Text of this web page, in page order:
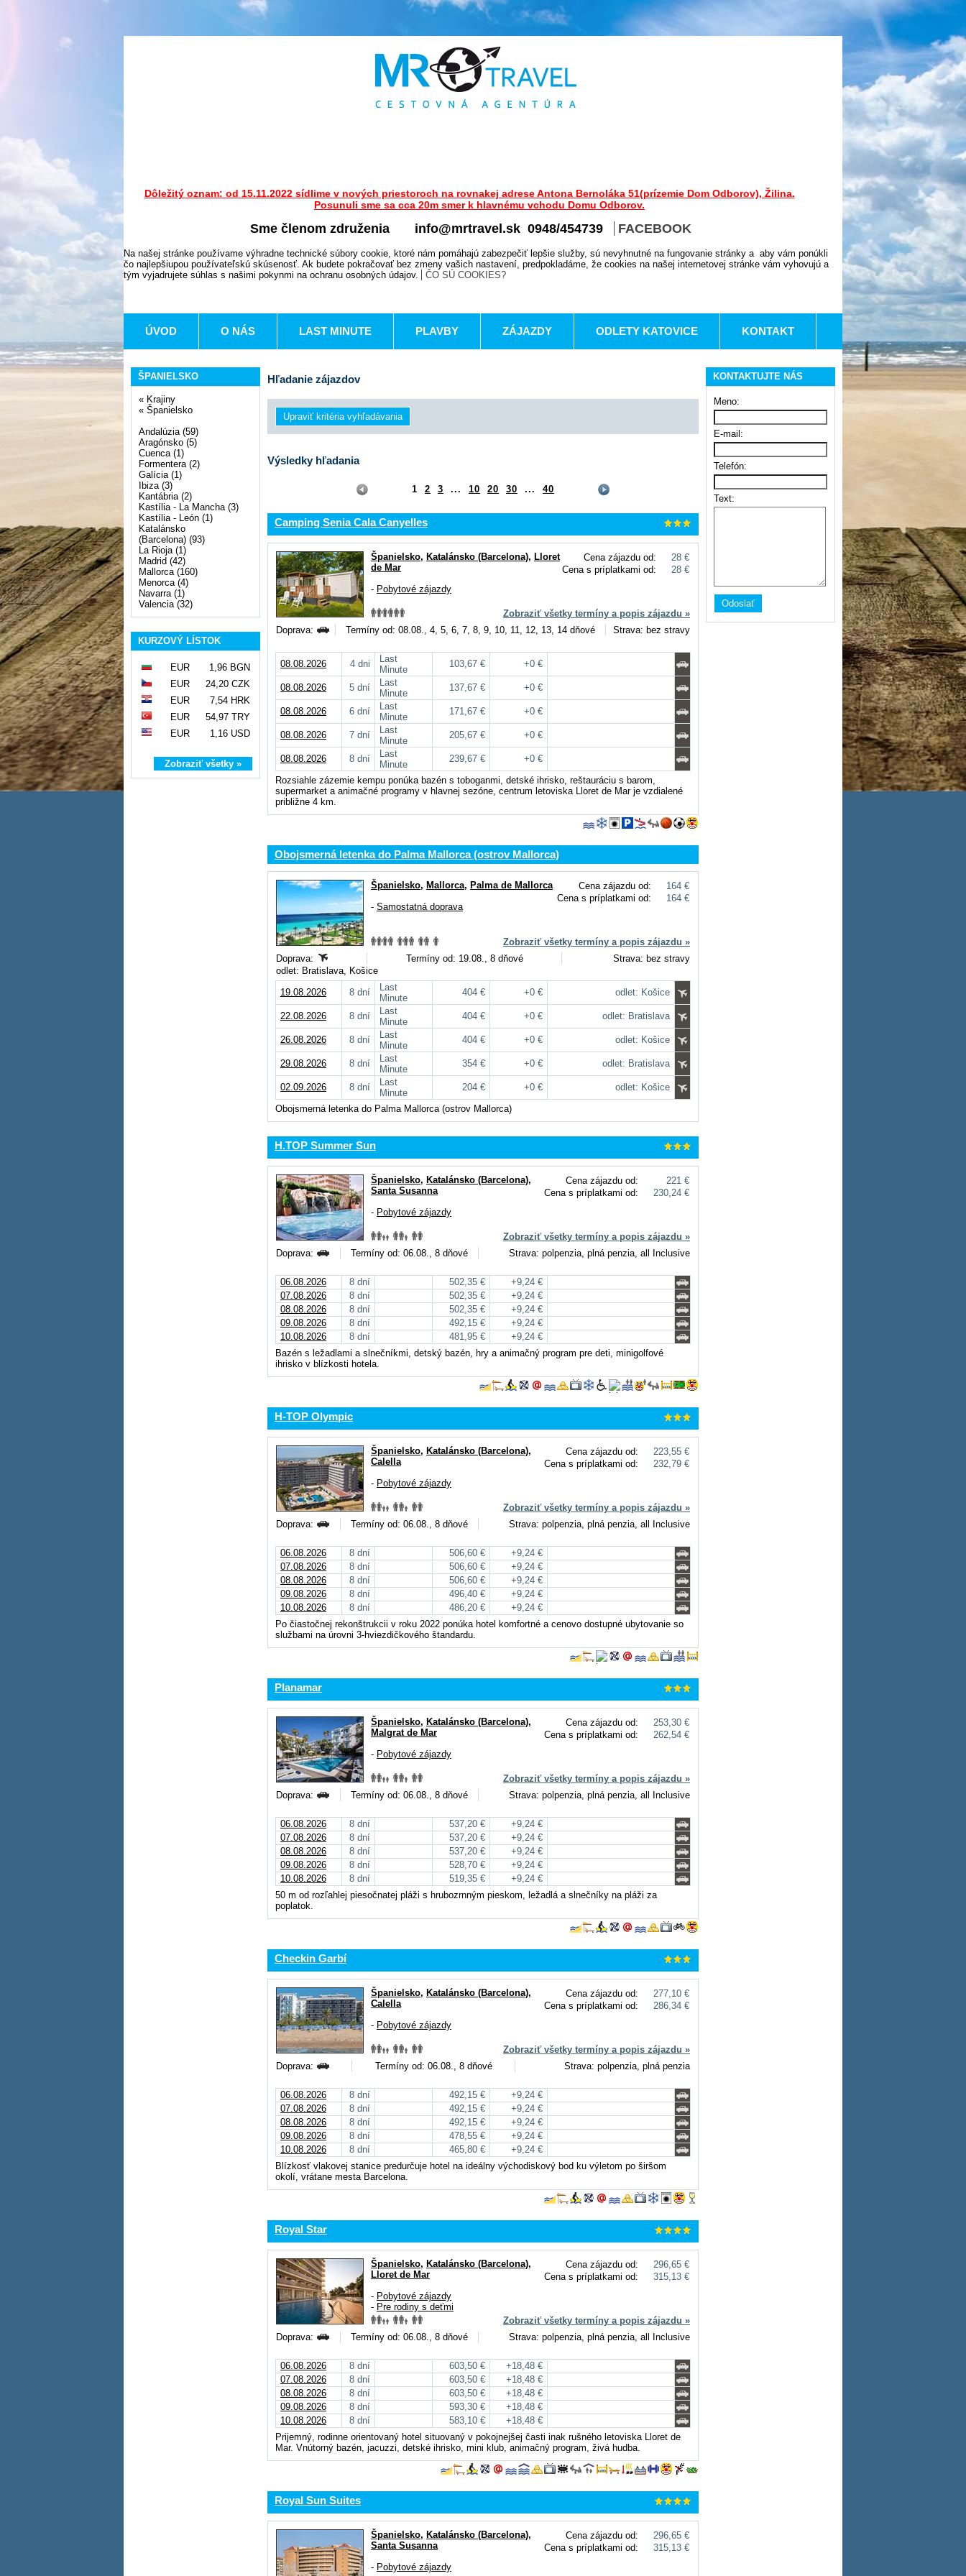
Dôležitý oznam: od 15.11.2022 sídlime v nových priestoroch na rovnakej adrese Antona Bernoláka 51(prízemie Dom Odborov), Žilina.
Posunuli sme sa cca 20m smer k hlavnému vchodu Domu Odborov.
Sme členom združenia info@mrtravel.sk 0948/454739 FACEBOOK
Na našej stránke používame výhradne technické súbory cookie, ktoré nám pomáhajú zabezpečiť lepšie služby, sú nevyhnutné na fungovanie stránky a aby vám ponúkli
čo najlepšiupou používateľskú skúsenosť. Ak budete pokračovať bez zmeny vašich nastavení, predpokladáme, že cookies na našej internetovej stránke vám vyhovujú a
tým vyjadrujete súhlas s našimi pokynmi na ochranu osobných údajov.
ČO SÚ COOKIES?
ÚVOD O NÁS LAST MINUTE PLAVBY ZÁJAZDY ODLETY KATOVICE KONTAKT
ŠPANIELSKO
« Krajiny
« Španielsko
Andalúzia (59)
Aragónsko (5)
Cuenca (1)
Formentera (2)
Galícia (1)
Ibiza (3)
Kantábria (2)
Kastília - La Mancha (3)
Kastília - León (1)
Katalánsko
(Barcelona) (93)
La Rioja (1)
Madrid (42)
Mallorca (160)
Menorca (4)
Navarra (1)
Valencia (32)
KURZOVÝ LÍSTOK
EUR
1,96 BGN
EUR
24,20 CZK
EUR
7,54 HRK
EUR
54,97 TRY
EUR
1,16 USD
Zobraziť všetky »
Hľadanie zájazdov
Výsledky hľadania
1 2 3 ... 10 20 30 ... 40
Camping Senia Cala Canyelles
Cena zájazdu od:
28 €
Cena s príplatkami od:
28 €
Španielsko, Katalánsko (Barcelona), Lloret
de Mar
- Pobytové zájazdy
Zobraziť všetky termíny a popis zájazdu »
Doprava:
Termíny od: 08.08., 4, 5, 6, 7, 8, 9, 10, 11, 12, 13, 14 dňové Strava: bez stravy
08.08.2026 4 dni
Last
Minute
103,67 € +0 €
08.08.2026 5 dní
Last
Minute
137,67 € +0 €
08.08.2026 6 dní
Last
Minute
171,67 € +0 €
08.08.2026 7 dní
Last
Minute
205,67 € +0 €
08.08.2026 8 dní
Last
Minute
239,67 €
+0 €
Rozsiahle zázemie kempu ponúka bazén s toboganmi, detské ihrisko, reštauráciu s barom,
supermarket a animačné programy v hlavnej sezóne, centrum letoviska Lloret de Mar je vzdialené
približne 4 km.
Obojsmerná letenka do Palma Mallorca (ostrov Mallorca)
Cena zájazdu od:
164 €
Cena s príplatkami od:
164 €
Španielsko, Mallorca, Palma de Mallorca
- Samostatná doprava
Zobraziť všetky termíny a popis zájazdu »
Doprava:
Termíny od: 19.08., 8 dňové
Strava: bez stravy
odlet: Bratislava, Košice
19.08.2026
8 dní
Last
Minute
404 € +0 € odlet: Košice
22.08.2026 8 dní
Last
Minute
404 € +0 € odlet: Bratislava
26.08.2026 8 dní
Last
Minute
404 € +0 € odlet: Košice
29.08.2026 8 dní
Last
Minute
354 € +0 € odlet: Bratislava
02.09.2026 8 dní
Last
Minute
204 € +0 €
odlet: Košice
Obojsmerná letenka do Palma Mallorca (ostrov Mallorca)
H.TOP Summer Sun
Cena zájazdu od:
221 €
Cena s príplatkami od:
230,24 €
Španielsko, Katalánsko (Barcelona),
Santa Susanna
- Pobytové zájazdy
Zobraziť všetky termíny a popis zájazdu »
Doprava:
Termíny od: 06.08., 8 dňové Strava: polpenzia, plná penzia, all Inclusive
06.08.2026 8 dní 502,35 €
+9,24 €
07.08.2026
8 dní 502,35 €
+9,24 €
08.08.2026
8 dní 502,35 €
+9,24 €
09.08.2026
8 dní 492,15 €
+9,24 €
10.08.2026
8 dní 481,95 €
+9,24 €
Bazén s ležadlami a slnečníkmi, detský bazén, hry a animačný program pre deti, minigolfové
ihrisko v blízkosti hotela.
H-TOP Olympic
Cena zájazdu od:
223,55 €
Cena s príplatkami od:
232,79 €
Španielsko, Katalánsko (Barcelona),
Calella
- Pobytové zájazdy
Zobraziť všetky termíny a popis zájazdu »
Doprava:
Termíny od: 06.08., 8 dňové Strava: polpenzia, plná penzia, all Inclusive
06.08.2026 8 dní 506,60 €
+9,24 €
07.08.2026
8 dní 506,60 €
+9,24 €
08.08.2026
8 dní 506,60 €
+9,24 €
09.08.2026
8 dní 496,40 €
+9,24 €
10.08.2026
8 dní 486,20 €
+9,24 €
Po čiastočnej rekonštrukcii v roku 2022 ponúka hotel komfortné a cenovo dostupné ubytovanie so
službami na úrovni 3-hviezdičkového štandardu.
Planamar
Cena zájazdu od:
253,30 €
Cena s príplatkami od:
262,54 €
Španielsko, Katalánsko (Barcelona),
Malgrat de Mar
- Pobytové zájazdy
Zobraziť všetky termíny a popis zájazdu »
Doprava:
Termíny od: 06.08., 8 dňové Strava: polpenzia, plná penzia, all Inclusive
06.08.2026 8 dní 537,20 €
+9,24 €
07.08.2026
8 dní 537,20 €
+9,24 €
08.08.2026
8 dní 537,20 €
+9,24 €
09.08.2026
8 dní 528,70 €
+9,24 €
10.08.2026
8 dní 519,35 €
+9,24 €
50 m od rozľahlej piesočnatej pláži s hrubozrnným pieskom, ležadlá a slnečníky na pláži za
poplatok.
Checkin Garbí
Cena zájazdu od:
277,10 €
Cena s príplatkami od:
286,34 €
Španielsko, Katalánsko (Barcelona),
Calella
- Pobytové zájazdy
Zobraziť všetky termíny a popis zájazdu »
Doprava:
Termíny od: 06.08., 8 dňové Strava: polpenzia, plná penzia
06.08.2026 8 dní 492,15 €
+9,24 €
07.08.2026
8 dní 492,15 €
+9,24 €
08.08.2026
8 dní 492,15 €
+9,24 €
09.08.2026
8 dní 478,55 €
+9,24 €
10.08.2026
8 dní 465,80 €
+9,24 €
Blízkosť vlakovej stanice predurčuje hotel na ideálny východiskový bod ku výletom po širšom
okolí, vrátane mesta Barcelona.
Royal Star
Cena zájazdu od:
296,65 €
Cena s príplatkami od:
315,13 €
Španielsko, Katalánsko (Barcelona),
Lloret de Mar
- Pobytové zájazdy
- Pre rodiny s deťmi
Zobraziť všetky termíny a popis zájazdu »
Doprava:
Termíny od: 06.08., 8 dňové Strava: polpenzia, plná penzia, all Inclusive
06.08.2026 8 dní 603,50 €
+18,48 €
07.08.2026
8 dní 603,50 €
+18,48 €
08.08.2026
8 dní 603,50 €
+18,48 €
09.08.2026
8 dní 593,30 €
+18,48 €
10.08.2026
8 dní 583,10 €
+18,48 €
Prijemný, rodinne orientovaný hotel situovaný v pokojnejšej časti inak rušného letoviska Lloret de
Mar. Vnútorný bazén, jacuzzi, detské ihrisko, mini klub, animačný program, živá hudba.
Royal Sun Suites
Cena zájazdu od:
296,65 €
Cena s príplatkami od:
315,13 €
Španielsko, Katalánsko (Barcelona),
Santa Susanna
- Pobytové zájazdy
KONTAKTUJTE NÁS
Meno:
E-mail:
Telefón:
Text: